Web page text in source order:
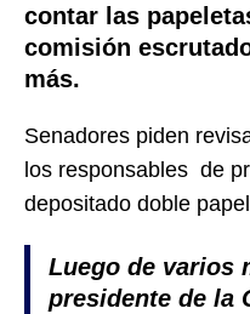
contar las
comisión
más.
Senadores piden
los responsables de
depositado doble
Luego de varios
presidente de la